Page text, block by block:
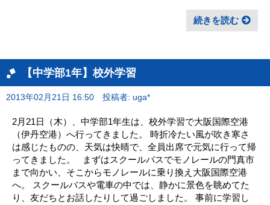
続きを読む
【中学部1年】校外学習
2013年02月21日 16:50 投稿者: uga*
2月21日（木）、中学部1年生は、校外学習で大阪国際空港
（伊丹空港）へ行ってきました。 時折冷たい風が吹き寒さ
は感じたものの、天気は快晴で、全員出席で元気に行って帰
ってきました。 まずはスクールバスでモノレールの門真市
まで向かい、そこからモノレールに乗り換え大阪国際空港
へ。 スクールバスや電車の中では、静かに景色を眺めてた
り、友だちとお話したりして過ごしました。 事前に学習し